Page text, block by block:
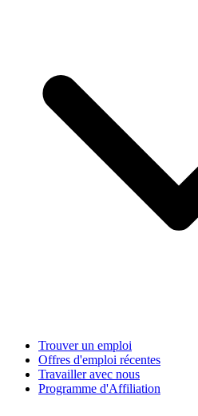
Trouver un emploi
Offres d'emploi récentes
Travailler avec nous
Programme d'Affiliation